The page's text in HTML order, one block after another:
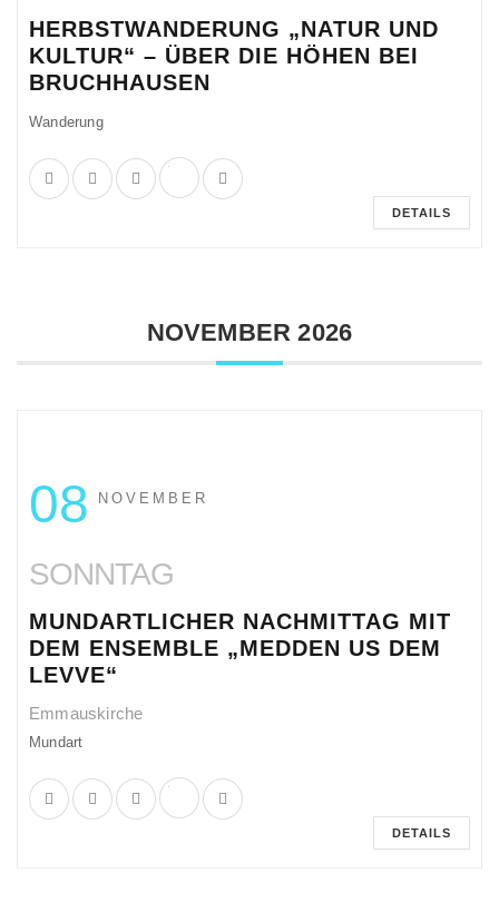
HERBSTWANDERUNG „NATUR UND
KULTUR“ – ÜBER DIE HÖHEN BEI
BRUCHHAUSEN
Wanderung
DETAILS
NOVEMBER 2026
08 NOVEMBER
SONNTAG
MUNDARTLICHER NACHMITTAG MIT
DEM ENSEMBLE „MEDDEN US DEM
LEVVE“
Emmauskirche
Mundart
DETAILS